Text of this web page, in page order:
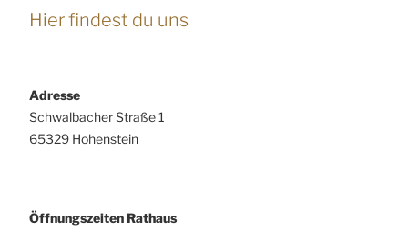
Hier findest du uns
Adresse
Schwalbacher Straße 1
65329 Hohenstein
Öffnungszeiten Rathaus